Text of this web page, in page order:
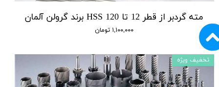
مته گردبر از قطر 12 تا 120 HSS برند گرولن آلمان
۱,۱۰۰,۰۰۰ تومان
تخفیف ویژه